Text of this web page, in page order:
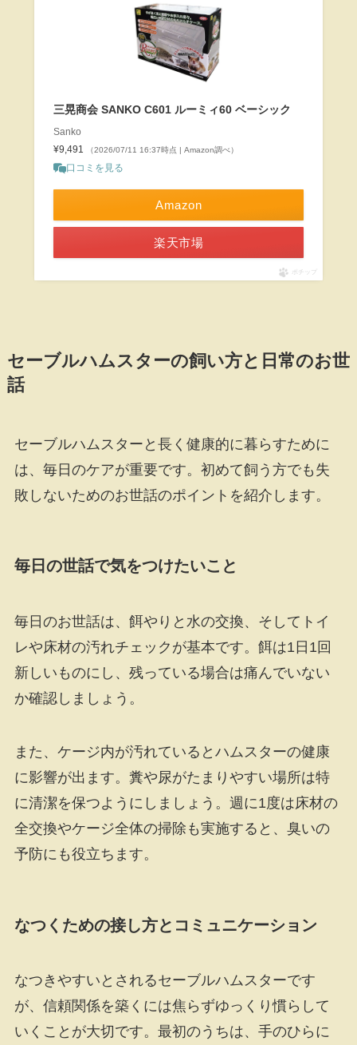
三晃商会 SANKO C601 ルーミィ60 ベーシック
Sanko
¥9,491
（2026/07/11 16:37時点 | Amazon調べ）
口コミを見る
Amazon
楽天市場
ポチップ
セーブルハムスターの飼い方と日常のお世
話
セーブルハムスターと長く健康的に暮らすために
は、毎日のケアが重要です。初めて飼う方でも失
敗しないためのお世話のポイントを紹介します。
毎日の世話で気をつけたいこと
毎日のお世話は、餌やりと水の交換、そしてトイ
レや床材の汚れチェックが基本です。餌は1日1回
新しいものにし、残っている場合は痛んでいない
か確認しましょう。
また、ケージ内が汚れているとハムスターの健康
に影響が出ます。糞や尿がたまりやすい場所は特
に清潔を保つようにしましょう。週に1度は床材の
全交換やケージ全体の掃除も実施すると、臭いの
予防にも役立ちます。
なつくための接し方とコミュニケーション
なつきやすいとされるセーブルハムスターです
が、信頼関係を築くには焦らずゆっくり慣らして
いくことが大切です。最初のうちは、手のひらに